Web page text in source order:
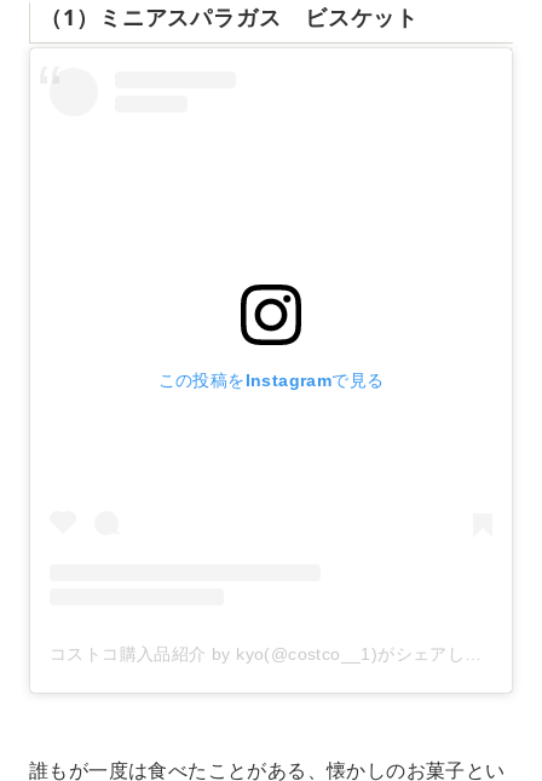
（1）ミニアスパラガス ビスケット
この投稿をInstagramで見る
コストコ購入品紹介 by kyo(@costco__1)がシェアした投稿
誰もが一度は食べたことがある、懐かしのお菓子とい